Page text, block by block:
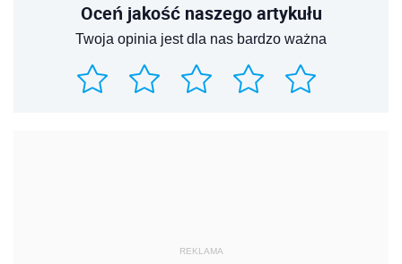
Oceń jakość naszego artykułu
Twoja opinia jest dla nas bardzo ważna
REKLAMA